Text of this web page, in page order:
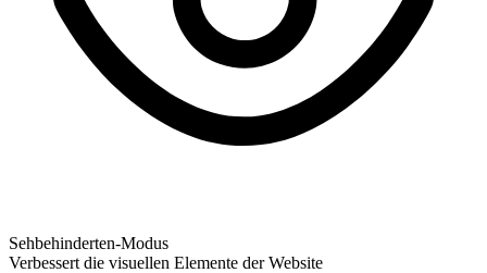
Sehbehinderten-Modus
Verbessert die visuellen Elemente der Website